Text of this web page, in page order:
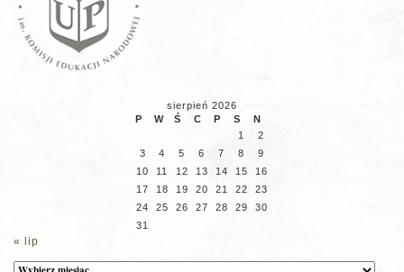
sierpień 2026
P
W Ś C P S
N
1
2
3
4 5 6 7 8
9
10
11 12 13 14 15
16
17
18 19 20 21 22
23
24
25 26 27 28 29
30
31
« lip
Archiwum